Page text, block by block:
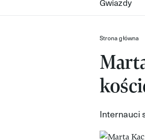
Strona główna
Internauci